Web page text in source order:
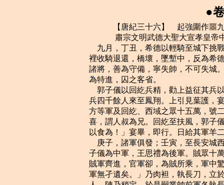
●
　　【唐紀三十六】　起強圍作噩九月，盡著雍閹茂，凡一年有奇。
    　　 肅宗文明武德大聖大宣孝皇帝中之下至德二年（丁酉，公元七五七年）
    九月，丁丑，希德以輕騎至城下挑戰。千里帥百騎開門突出，欲擒之；會救至，千
裡收騎退還，橋壞，墜塹中，反為希德所擒。仰謂從騎曰：「吾不幸至此，天也！歸語
諸將，善為守備，寧失帥，不可失城。」希德攻城，竟不克，送千里於洛陽，安慶緒以
為特進，囚之客省。
    郭子儀以回紇兵精，勸上益征其兵以擊賊。懷仁可汗遣其子葉護及將軍帝德等將精
兵四千餘人來至鳳翔。上引見葉護，宴勞賜賚，惟其所欲。丁亥，元帥廣平王人叔將朔
方等軍及回紇、西域之眾十五萬，號二十萬，發鳳翔。人叔見葉護，約為兄弟，葉護大
喜，謂人叔為兄。回紇至扶風，郭子儀留宴三日。葉護曰：「國家有急，遠來相助，何
以食為！」宴畢，即行。日給其軍羊二百口，牛二十頭，米四十斛。
    庚子，諸軍俱發；壬寅，至長安城西，陳於香積寺北澧水之東。李嗣業為前軍，郭
子儀為中軍，王思禮為後軍。賊眾十萬陳於其北，李歸仁出挑戰，官軍逐之，逼於其陳。
賊軍齊進，官軍卻，為賊所乘，軍中驚亂，賊爭趣輜重。李嗣業曰：「今日不以身餌賊，
軍無孑遺矣。」乃肉袒，執長刀，立於陣前，大呼奮擊，當其刀者，人馬俱碎，殺數十
人，陣乃稍定。於是嗣業帥前軍各執長刀，如牆而進，身先士卒，所向摧靡。都知兵馬
使王難得救其裨將，賊射之中眉，皮垂鄣目。難得自拔箭，掣去其皮，血流被面，前戰
不已。賊伏精騎於陣東，欲襲官軍之後，偵者知之，朔方左廂兵馬使僕固懷恩引回紇就
擊之，翦滅殆盡，賊由是氣索。李嗣業又與回紇出賊陣後，與大軍交擊，自午及酉，斬
首六萬級，填溝塹死者甚眾，賊遂大潰。餘眾走入城，迨夜，囂聲不止。
    僕固懷恩言於廣平王人叔曰：「賊棄城走矣，請以二百騎追之，縛取安守忠、李歸
仁等。」人叔曰：「將軍戰亦疲矣，且休息，俟明日圖之。」懷恩曰：「歸仁、守忠，
賊之驍將，驟勝而敗，此天賜我也，奈何縱之！使復得眾，還為我患，悔之無及！戰尚
神速，何明旦也！」人叔固止之，使還營。懷恩固請，往而復反，一夕四五起。遲明，
諜至，守忠、歸仁與張通儒、田乾真等皆已遁矣。癸卯，大軍入西京。
    初，上欲速得京師，與回紇約曰：「克城之日，土地、士庶歸唐，金帛、子女皆歸
回紇。」至是，葉護欲如約。廣平王人叔拜於葉護馬前曰：「今始得西京，若遽俘掠，
則東京之人皆為賊固守，不可復取矣，願至東京乃如約。」葉護驚躍下馬答拜，跪捧王
足，曰：「當為殿下徑往東京。」即與僕固懷恩引回紇、西域之兵自城南過，營於滻水
之東。百姓、軍士、胡虜見人叔拜者，皆泣曰：「廣平王真華、夷之主！」上聞之，喜
曰：「朕不及也！」人叔整眾入城，百姓老幼夾道歡呼悲泣。人叔留長安，鎮撫三日，
引大軍東出。以太子少傅虢王巨為西京留守。
    甲辰，捷書至鳳翔，百寮入賀。上涕泗交頤，即日，遣中使啖庭瑤入蜀奏上皇，命
左僕射裴冕入京師，告郊廟及宣慰百姓。
    上以駿馬召李泌於長安。既至，上曰：「朕已表請上皇東歸，朕當還東宮復修人子
之職。」泌曰：「表可追乎？」上曰：「已遠矣。」泌曰：「上皇不來矣。」上驚，問
故。泌曰：「理勢自然」。上曰：「為之奈何？」泌曰：「今請更為群臣賀表，言自馬
嵬請留，靈武勸進，及今成功，聖上思戀晨昏，請速還京以就孝養之意，則可矣。」上
即使泌草表。上讀之，泣曰：「朕始以至誠願歸萬機。今聞先生之言，乃寤其失。」立
命中使奉表入蜀，因就泌飲酒，同榻而寢。而李輔國請取契鑰付泌，泌請使輔國掌之；
上許之。
    泌曰：「臣今報德足矣，復為閒人，何樂如之！」上曰：「朕與先生累年同憂患，
今方相同娛樂，奈何遽欲去乎！」泌曰：「臣有五不可留，願陛下聽臣去，免臣於死。」
上曰：「何謂也？」對曰：「臣遇陛下太早，陛下任臣太重，寵臣太深，臣功太高，跡
太奇，此其所以不可留也。」上曰：「且眠矣，異日議之。」對曰：「陛下今就臣榻臥，
猶不得請，況異日香案之前乎！陛下不聽臣去，是殺臣也。」上曰：「不意卿疑朕如此，
豈有如朕而辦殺卿邪！是直以朕為句踐也！」對曰：「陛下不辦殺臣，故臣求歸；若其
既辦，臣安得復言！且殺臣者，非陛下也，乃『五不可』也。陛下向日待臣如此，臣於
事猶有不敢言者，況天下既安，臣敢言乎！」
    上良久曰：「卿以朕不從卿北伐之謀乎！」對曰：「非也，所不敢言者，乃建寧
耳。」上曰：「建寧，朕之愛子，性英果，艱難時有功，朕豈不知之！但因此為小人所
教，欲害其兄，圖繼嗣，朕以社稷大計，不得已而除之。卿不細知其故邪？」對曰：
「若有此心，廣平當怨之。廣平每與臣言其冤，輒流涕嗚咽。臣今必辭陛下去，始敢言
之耳。」上曰：「渠嘗夜捫廣平，意欲加害。」對曰：「此皆出讒人之口，豈有建寧之
孝友聰明，肯為此乎！且陛下昔欲用建寧為元帥，臣請用廣平。建寧若有此心，當深憾
於臣；而以臣為忠，益相親善，陛下以此可察其心矣。」上乃泣下曰：「先生言是也。
既往不咎，朕不欲聞之。」
    泌曰：「臣所以言之者，非咎既往，乃欲陛下慎將來耳。昔天後有四子，長曰太子
弘，天後方圖稱制，惡其聰明，鴆殺之，立次子雍王賢。賢內憂懼，作《黃台瓜辭》，
冀以感悟天後。天後不聽，賢卒死於黔中。其辭曰：『種瓜黃台下，瓜熟子離離。一摘
使瓜好，再摘使瓜稀，三摘猶為可，四摘抱蔓歸！』今陛下已一摘矣，慎無再摘！」上
愕然曰：「安有是哉！」卿錄是辭，朕當書紳。」對曰：「陛下但識之於心，何必形於
外也！」是時廣平王有大功，良娣忌之，潛構流言，故泌言及之。泌復固請歸山，上曰：
「俟將發此議之。」
    郭子儀引蕃、漢兵追賊至潼關，斬首五千級，克華陰、弘農二郡。關東獻俘百餘人，
敕皆斬之；監察御史李勉言於上曰：「今元惡未除，為賊所污者半天下，聞陛下龍興，
鹹思洗心以承聖化，今悉誅之，是驅之使從賊也。」上遽使赦之。
    冬，十月，丁未，啖庭瑤至蜀。
    壬子，興平軍奏：破賊於武關，克上洛郡。
    吐蕃陷西平。
    尹子奇久圍睢陽，城中食盡，議棄城東走，張巡、許遠謀，以為：「睢陽，江、淮
之保障，若棄之去，賊必乘勝長驅，是無江、淮也。且我眾饑羸，走必不達。古者戰國
諸侯，尚相救恤，況密邇群帥乎！不如堅守以待之。」茶紙既盡，遂食馬；馬盡，羅雀
掘鼠；雀鼠又盡，巡出愛妾，殺以食士，遠亦殺其奴；然後括城中婦人食之；既盡，繼
以男子老弱。人知必死，莫有叛者，所餘才四百人。
    癸丑，賊登城，將士病，不能戰。巡西向再拜曰：「臣力竭矣，不能全城，生既無
以報陛下，死當為厲鬼以殺賊！」城遂陷，巡、遠俱被執。尹子奇問巡曰：「聞君每戰
眥裂齒碎，何也？」巡曰：「吾志吞逆賊，但力不能耳！」子奇以刀抉其口視之，所餘
才三四。子奇義其所為，欲活之。其徒曰：「彼守節者也，終不為吾用。且得士心，存
之，將為後患。」乃並南霽雲、雷萬春等三十六人皆斬之。巡且死，顏色不亂，揚揚如
常。生致許遠於洛陽。
    巡初守睢陽時，卒僅萬人，城中居人亦且數萬，巡一見問姓名，其後無不識者。前
後大小戰凡四百餘，殺賊卒十二萬人。巡行兵不依古法教戰陳，令本將各以其意教之。
人或問其故，巡曰：「今與胡虜戰，雲合鳥散，變態不恆。數步之間，勢有同異。臨機
應猝，在於呼吸之間，而動詢大將，事不相及，非知兵之變者也。故吾使兵識將意，將
識士情，投之而往，如手之使指。兵將相習，人自為戰，不亦可乎！」自興兵，器械、
甲仗皆取之於敵，未嘗自修。每戰，將士或退散，巡立於戰所，謂將士曰：「我不離此，
汝為我還決之。」將士莫敢不還死戰，卒破敵。又推誠待人，無所疑隱；臨敵應變，出
奇無窮；號令明，賞罰信，與眾共甘苦寒暑，故下爭致死力。
    張鎬聞睢陽圍急，倍道亟進，檄浙東、浙西、淮南、北海諸節度及譙郡太守閭丘曉，
使共救之。曉素傲很，不受鎬命。比鎬至，睢陽城已陷三日。鎬召曉，杖殺之。
    張通儒等收餘眾走保陝，安慶緒悉發洛陽兵，使其御史大夫嚴莊將之，就通儒以拒
官軍，並舊兵步騎猶十五萬。己未，廣平王人叔至曲沃。回紇葉護使其將軍鼻施吐撥裴
羅等引軍旁南山搜伏，因駐軍嶺北。郭子儀等與賊遇於新店，賊依山而陳。子儀等初與
之戰，不利，賊逐之下山。回紇自南山襲其背，於黃埃中發十餘矢。賊驚顧曰：「回紇
至矣！」遂潰。官軍與回紇夾擊之，賊大敗，殭屍蔽野。嚴莊、張通儒等棄陝東走，廣
平王人叔、郭子儀入陝城，僕固懷恩等分道追之。
    嚴莊先入洛陽告安慶緒。庚申夜，慶緒帥其黨自苑門出，走河北；殺所獲唐將哥舒
翰、程千里等三十餘人而去。許遠死於偃師。
    壬戌，廣平王人叔入東京。回紇意猶未厭，人叔患之。父老請率羅錦萬匹以賂回紇，
回紇乃止。
    成都使還，上皇誥曰：「當與我劍南一道自奉，不復來矣。」上憂懼，不知所為。
數日後，使者至，言：「上皇初得上請歸東宮表，彷徨不能食，欲不歸；及群臣表至，
乃大喜，命食作樂，下誥定行日。」上召李泌告之曰：「皆卿力也！」泌求歸山不已，
上固留之，不能得，乃聽歸衡山。敕郡縣為之築室於山中，給三品料。
    癸亥，上發鳳翔，遣太子太師韋見素入蜀，奉迎上皇。
    乙丑，郭子儀遣左兵馬使張用濟、右武鋒使渾釋之將兵取河陽及河內；嚴莊來降。
陳留人殺尹子奇，舉郡降。田承嗣圍來瑱於穎川，亦遣使來降；郭子儀應之緩，承嗣復
叛，與武令珣皆走河北。制以瑱為淮南節度使。
    丙寅，上至望賢宮，得東京捷奏。丁卯，上入西京。百姓出國門奉迎，二十裡不絕，
舞躍呼萬歲，有泣者。上入居大明宮。御史中丞崔器令百官受賊官爵者皆脫巾徒跣立於
含元殿前，搏膺頓首請罪，環之以兵，使百官臨視之。太廟為賊所焚，上素服向廟哭三
日。是日，上皇發蜀郡。
    安慶緒走保鄴郡，改鄴郡為安成府，改元天成；從騎不過三百，步卒不過千人，諸
將阿史那承慶等散投常山、趙郡、范陽。旬日間，蔡希德自上黨，田承嗣自穎川，武令
珣自南陽，各帥所部兵歸之。又召募河北諸郡人，眾至六萬，軍聲復振。
    廣平王人叔之入東京也，百官受安祿山父子官者陳希烈等三百餘人，皆素服悲泣請
罪。人叔以上旨釋之，尋勒赴西京。己巳，崔器令詣朝堂請罪，如西京百官之儀，然後
收系大理、京兆獄。其府縣所由、祗承人等受賊驅使追捕者，皆收系之。
    初，汲郡甄濟，有操行，隱居青巖山，安祿山為采訪使，奏掌書記。濟察祿山有異
志，詐得風疾，舁歸家。祿山反，使蔡希德引行刑者二人，封刀召之，濟引首待刀，希
德以實病白祿山。後安慶緒亦使人強舁至東京，月餘，會廣平王人叔平東京，濟起，詣
軍門上謁，人叔遣詣京師，上命館之於三司，令受賊官爵者列拜以愧其心，以濟為秘書
郎。國子司業蘇源明稱病不受祿山官，上擢為考功郎中、知制誥。壬申，上御丹鳳樓，
下制：「士庶受賊官祿，為賊用者，令三司條件聞奏；其因戰被虜，或所居密近，因與
賊往來者，皆聽自首除罪；其子女為賊所污者，勿問。」
    癸酉，回紇葉護自東京還，上命百官迎之於長樂驛，上與宴於宣政殿。葉護奏以
「軍中馬少，請留其兵於沙苑，自歸取馬，還為陛下掃除范陽餘孽。」上賜而遣之。
    十一月，廣平王人叔、郭子儀來自東京，上勞子儀曰：「吾之家國，由卿再造。」
    張鎬帥魯炅、來瑱、吳王祗、李嗣業、李奐五節度徇河南、河東郡縣，皆下之；惟
能元皓據北海，高秀巖據大同，未下。
    己丑，以回紇葉護為司空、忠義王；歲遺回紇絹二萬匹，使就朔方軍受之。
    以嚴莊為司農卿。上之在彭原也，更以栗為九廟主；庚寅，朝享於長樂殿。
    丙申，上皇至鳳翔，從兵六百餘人，上皇命悉以甲兵輸郡庫。上發精騎三千奉迎。
十二月，丙午，上皇至鹹陽，上備法駕迎於望賢宮。上皇在宮南樓，上釋黃袍，著紫袍，
望樓下馬，趨進，拜舞於樓下。上皇降樓，撫上而泣。上捧上皇足，嗚咽不自勝。上皇
索黃袍，自為上著之，上伏地頓首固辭。上皇曰：「天數、人心皆歸於汝，使朕得保養
餘齒，汝之孝也！」上不得已，受之。父老在仗外，歡呼且拜。上令開仗，縱千餘人入
謁上皇，曰：「臣等今日復睹二聖相見，死無恨矣！」上皇不肯居正殿，曰：「此天子
之位也。」上固請，自扶上皇登殿。尚食進食，上品嚐而薦之。丁未，將發行宮，上親
為上皇習馬而進之。上皇上馬，上親執鞚。行數步，上皇止之。上乘馬前引，不敢當馳
道。上皇謂左右曰：「吾為天子五十年，未為貴；今為天子父，乃貴耳！」左右皆呼萬
歲。上皇自開遠門入大明宮，御含元殿，慰撫百官；乃詣長東殿謝九廟主，慟哭久之；
即日，幸興慶宮，遂居之。上累表請避位還東宮，上皇不許。
    辛亥，以禮部尚書李峴、兵部侍郎呂諲為詳理使，與御史大夫崔器共按陳希烈等獄。
峴以殿中侍御史李棲筠為詳理判官，棲筠多務平恕，故人皆怨諲、器之刻深，而峴獨得
美譽。
    戊午，上御丹鳳樓，赦天下，